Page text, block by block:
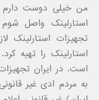
من خیلی دوست دارم
استارلینک واصل
تجهیزات استارلینک
استارلینک را تهیه
است. در ایران
به مردم ادی غیر